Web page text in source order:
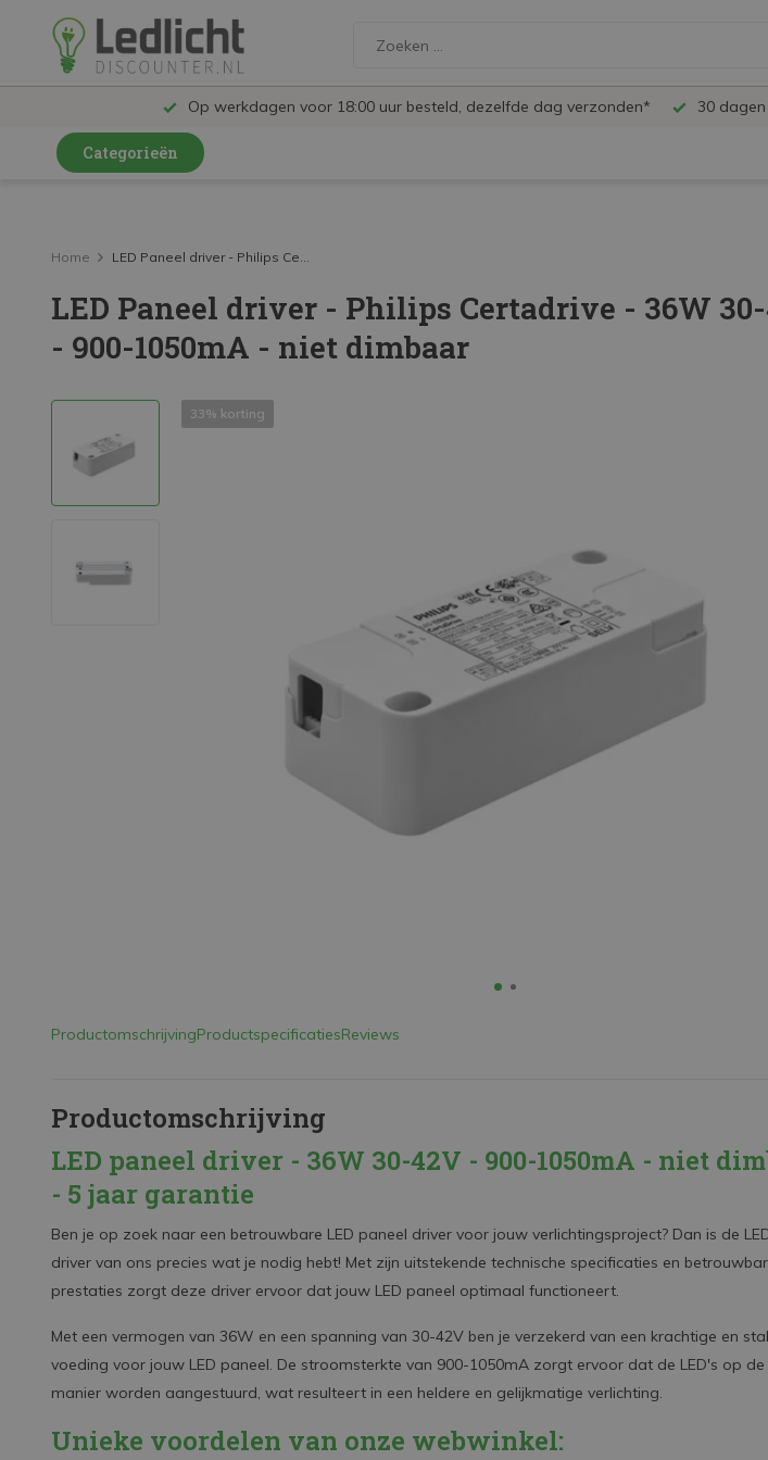
Op werkdagen voor 18:00 uur besteld, dezelfde dag verzonden* 30
Categorieën
LED Railspots
LED Panelen
LED TL
LED Schijnwerpers
LED High Bay lampen
LED Buitenverlichting
Home LED Paneel driver - Philips Ce...
LED Paneel driver - Philips Certadrive - 36W
- 900-1050mA - niet dimbaar
33% korting
ProductomschrijvingProductspecificatiesReviews
Productomschrijving
LED paneel driver - 36W 30-42V - 900-1050mA - niet
- 5 jaar garantie
Ben je op zoek naar een betrouwbare LED paneel driver voor jouw verlichtingsproject? Dan is de
driver van ons precies wat je nodig hebt! Met zijn uitstekende technische specificaties en
prestaties zorgt deze driver ervoor dat jouw LED paneel optimaal functioneert.
Met een vermogen van 36W en een spanning van 30-42V ben je verzekerd van een krachtige en
voeding voor jouw LED paneel. De stroomsterkte van 900-1050mA zorgt ervoor dat de LED's op de
manier worden aangestuurd, wat resulteert in een heldere en gelijkmatige verlichting.
Unieke voordelen van onze webwinkel: